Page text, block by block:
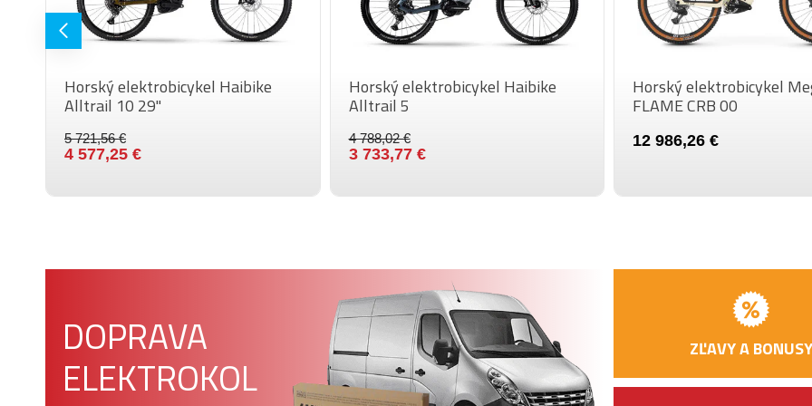
PASTOREK (ZADNÝ)
REŤAZ
PREVODNÍK
BRZDOVÁ PÁČKA
BRZDA (PREDNÁ)
BRZDA (ZADNÝ)
PREDNÝ NÁBOJ
ZADNÝ NÁBOJ
Horský elektrobicykel Haibike
Alltrail 10 29"
5 721,56 €
4 577,25 €
Horský elektrobicykel Haibike
Alltrail 5
4 788,02 €
3 733,77 €
Horský elektrobicykel
FLAME CRB 00
12 986,26 €
ZĽAVY A BONUSY